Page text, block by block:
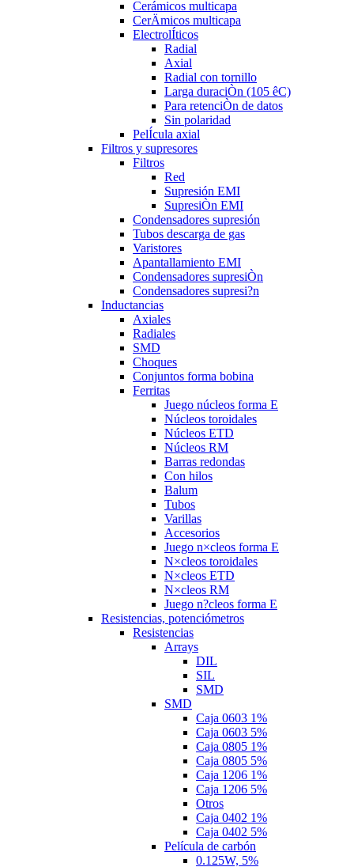
Cerámicos multicapa
CerÄmicos multicapa
ElectrolÍticos
Radial
Axial
Radial con tornillo
Larga duraciÒn (105 êC)
Para retenciÒn de datos
Sin polaridad
PelÍcula axial
Filtros y supresores
Filtros
Red
Supresión EMI
SupresiÒn EMI
Condensadores supresión
Tubos descarga de gas
Varistores
Apantallamiento EMI
Condensadores supresiÒn
Condensadores supresi?n
Inductancias
Axiales
Radiales
SMD
Choques
Conjuntos forma bobina
Ferritas
Juego núcleos forma E
Núcleos toroidales
Núcleos ETD
Núcleos RM
Barras redondas
Con hilos
Balum
Tubos
Varillas
Accesorios
Juego n×cleos forma E
N×cleos toroidales
N×cleos ETD
N×cleos RM
Juego n?cleos forma E
Resistencias, potenciómetros
Resistencias
Arrays
DIL
SIL
SMD
SMD
Caja 0603 1%
Caja 0603 5%
Caja 0805 1%
Caja 0805 5%
Caja 1206 1%
Caja 1206 5%
Otros
Caja 0402 1%
Caja 0402 5%
Película de carbón
0.125W, 5%